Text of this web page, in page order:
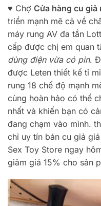
♥ Chợ Cửa hàng cu giả
triển mạnh mẽ cả về
máy rung AV đa tần
cấp được chị em quan
dùng điện vừa có pin.
được Leten thiết kế tỉ
rung 18 chế độ mạnh
cùng hoàn hảo có thể
nhất và khiến bạn có
đang chạm vào mình.
chỉ uy tín bán cu giả
Sex Toy Store ngay
giảm giá 15% cho sản